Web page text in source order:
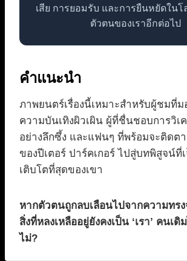
เสีย การยอมรับ และการยืนหยัดในโ
ตัวตนของเราอีกต่อไป
คำแนะนำ
ภาพยนตร์เรื่องนี้เหมาะสำหรับผู้ชมที่ม
ความบันเทิงผิวเผิน ผู้ที่ชื่นชอบการวิเ
อย่างลึกซึ้ง และแฟนๆ ที่พร้อมจะติดต
ของปีเตอร์ ปาร์คเกอร์ ไปสู่บทพิสูจน์ที่
เติบโตที่สุดของเขา
หากตัวตนถูกลบเลือนไปจากความทร
สิ่งที่หลงเหลืออยู่ยังคงเป็น ‘เรา’ คนเ
ไม่?